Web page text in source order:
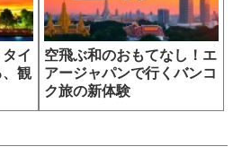
イ
、観
空飛ぶ和のおもてなし！エ
アージャパンで行くバンコ
ク旅の新体験